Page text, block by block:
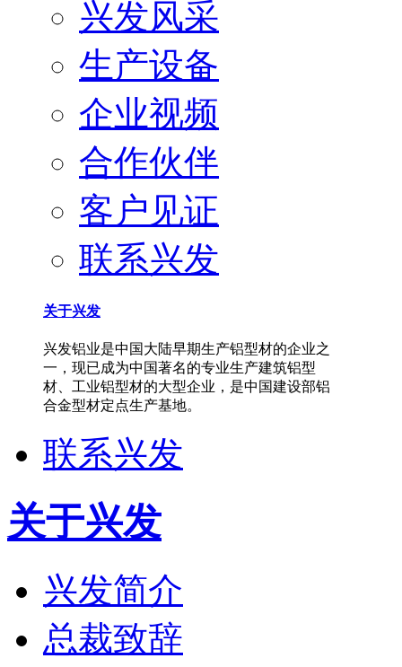
兴发风采
生产设备
企业视频
合作伙伴
客户见证
联系兴发
关于兴发
兴发铝业是中国大陆早期生产铝型材的企业之
一，现已成为中国著名的专业生产建筑铝型
材、工业铝型材的大型企业，是中国建设部铝
合金型材定点生产基地。
联系兴发
关于兴发
兴发简介
总裁致辞